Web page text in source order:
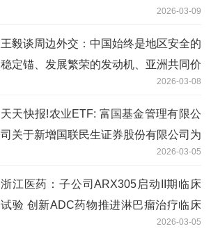
的群体，可以称为内耗之王！当然，我没
有批评责备的意思，只有满满的同情，他
们实在太累了！我爸爸就是一个中学教
师，每天晚上都要回来备课到大半夜，查
做课件，做教学设计，做学案，做学生的
作业...
2026-03-09
王毅谈周边外交：中国始终是地区安全的
稳定锚、发展繁荣的发动机、亚洲共同价
2026-03-08
天天快报!农业ETF: 富国基金管理有限公
司关于新增国联民生证券股份有限公司为
部分基金申购赎回代理券商的公告2026-03-05
浙江医药：子公司ARX305启动II期临床
试验 创新ADC药物推进淋巴瘤治疗临床
2026-03-05